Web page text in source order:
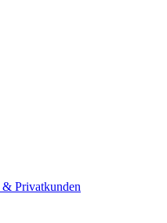
& Privatkunden